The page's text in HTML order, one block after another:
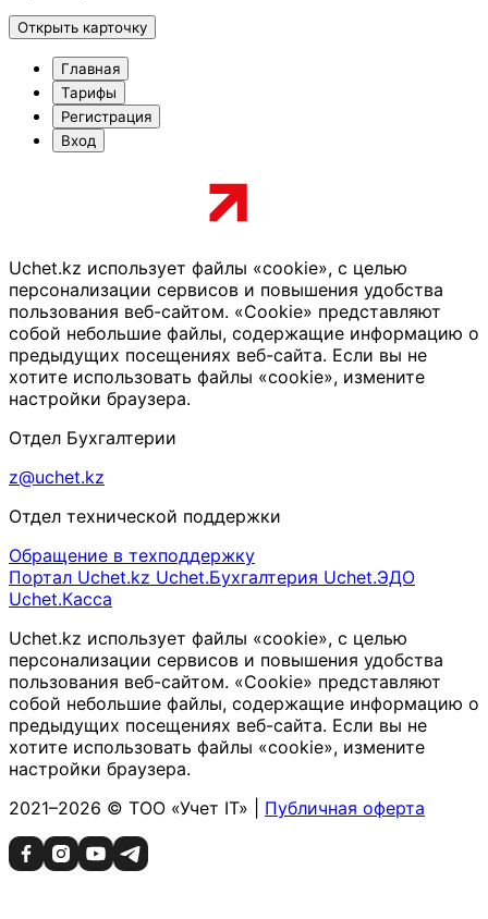
Открыть карточку
Главная
Тарифы
Регистрация
Вход
Uchet.kz использует файлы «cookie», с целью
персонализации сервисов и повышения удобства
пользования веб-сайтом. «Cookie» представляют
собой небольшие файлы, содержащие информацию о
предыдущих посещениях веб-сайта. Если вы не
хотите использовать файлы «cookie», измените
настройки браузера.
Отдел Бухгалтерии
z@uchet.kz
Отдел технической поддержки
Обращение в техподдержку
Портал Uchet.kz Uchet.Бухгалтерия Uchet.ЭДО
Uchet.Касса
Uchet.kz использует файлы «cookie», с целью
персонализации сервисов и повышения удобства
пользования веб-сайтом. «Cookie» представляют
собой небольшие файлы, содержащие информацию о
предыдущих посещениях веб-сайта. Если вы не
хотите использовать файлы «cookie», измените
настройки браузера.
2021–2026 © ТОО «Учет IT» | Публичная оферта